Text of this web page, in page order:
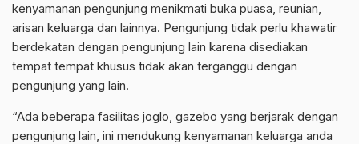
kenyamanan pengunjung menikmati buka puasa, reunian,
arisan keluarga dan lainnya. Pengunjung tidak perlu khawatir
berdekatan dengan pengunjung lain karena disediakan
tempat tempat khusus tidak akan terganggu dengan
pengunjung yang lain.
“Ada beberapa fasilitas joglo, gazebo yang berjarak dengan
pengunjung lain, ini mendukung kenyamanan keluarga anda